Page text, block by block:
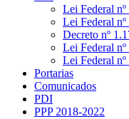
Lei Federal
Lei Federal
Decreto nº
Lei Federal
Lei Federal
Portarias
Comunicados
PDI
PPP 2018-2022